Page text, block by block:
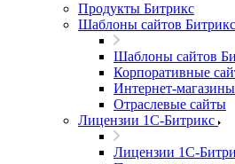
Продукты Битрикс
Шаблоны сайтов Битрикс
Шаблоны сайтов
Корпоративные
Интернет-магазины
Отраслевые сайты
Лицензии 1С-Битрикс
Лицензии 1С-